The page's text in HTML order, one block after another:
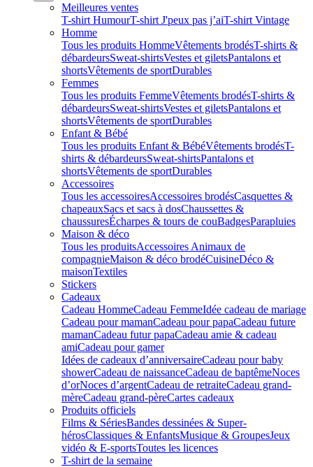
Meilleures ventes
T-shirt HumourT-shirt J'peux pas j’aiT-shirt Vintage
Homme
Tous les produits HommeVêtements brodésT-shirts &
débardeursSweat-shirtsVestes et giletsPantalons et
shortsVêtements de sportDurables
Femmes
Tous les produits FemmeVêtements brodésT-shirts &
débardeursSweat-shirtsVestes et giletsPantalons et
shortsVêtements de sportDurables
Enfant & Bébé
Tous les produits Enfant & BébéVêtements brodésT-
shirts & débardeursSweat-shirtsPantalons et
shortsVêtements de sportDurables
Accessoires
Tous les accessoiresAccessoires brodésCasquettes &
chapeauxSacs et sacs à dosChaussettes &
chaussuresÉcharpes & tours de couBadgesParapluies
Maison & déco
Tous les produitsAccessoires Animaux de
compagnieMaison & déco brodéCuisineDéco &
maisonTextiles
Stickers
Cadeaux
Cadeau HommeCadeau FemmeIdée cadeau de mariage​
Cadeau pour mamanCadeau pour papaCadeau future
mamanCadeau futur papaCadeau amie & cadeau
amiCadeau pour gamer
Idées de cadeaux d’anniversaireCadeau pour baby
showerCadeau de naissanceCadeau de baptêmeNoces
d’orNoces d’argentCadeau de retraiteCadeau grand-
mèreCadeau grand-pèreCartes cadeaux
Produits officiels
Films & SériesBandes dessinées & Super-
hérosClassiques & EnfantsMusique & GroupesJeux
vidéo & E-sportsToutes les licences
T-shirt de la semaine